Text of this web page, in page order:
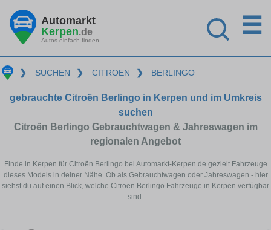
Automarkt
Kerpen.de
Autos einfach finden
☰
❯ SUCHEN ❯ CITROEN ❯ BERLINGO
gebrauchte Citroën Berlingo in Kerpen und im Umkreis
suchen
Citroën Berlingo Gebrauchtwagen & Jahreswagen im
regionalen Angebot
Finde in Kerpen für Citroën Berlingo bei Automarkt-Kerpen.de gezielt Fahrzeuge
dieses Models in deiner Nähe. Ob als Gebrauchtwagen oder Jahreswagen - hier
siehst du auf einen Blick, welche Citroën Berlingo Fahrzeuge in Kerpen verfügbar
sind.